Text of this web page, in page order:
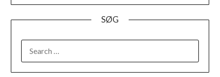
SØG
FOR: